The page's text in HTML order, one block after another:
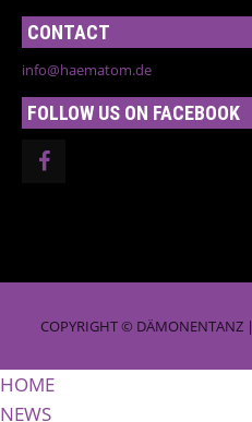
CONTACT
info@haematom.de
FOLLOW US ON FACEBOOK
COPYRIGHT © DÄMONENTANZ |
HOME
NEWS